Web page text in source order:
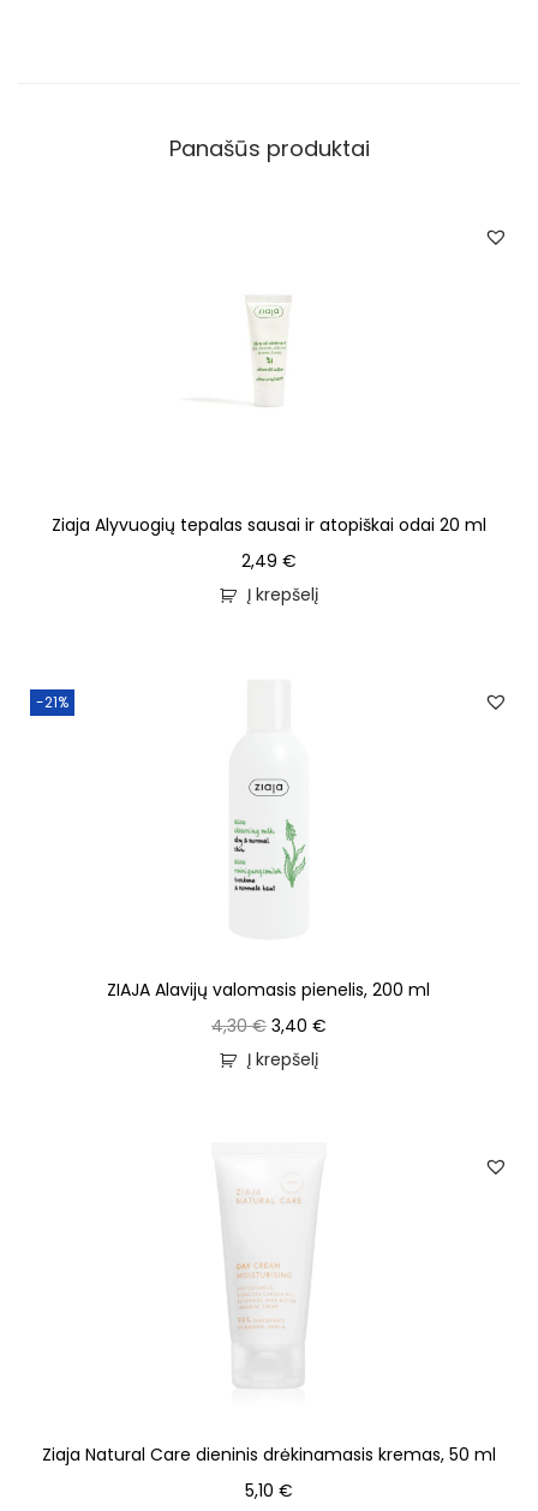
Panašūs produktai
Ziaja Alyvuogių tepalas sausai ir atopiškai odai 20 ml
2,49 €
Į krepšelį
-21%
ZIAJA Alavijų valomasis pienelis, 200 ml
4,30€ 3,40 €
Į krepšelį
Ziaja Natural Care dieninis drėkinamasis kremas, 50 ml
5,10 €